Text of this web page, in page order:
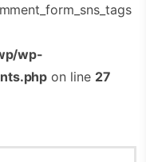
wp-
on line 27